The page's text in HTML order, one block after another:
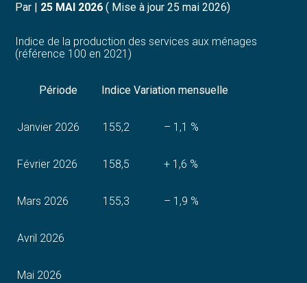
Développer votre entreprise
Construire votre patrimoine
Structurer votre croissance
électronique
Dématérialiser vos documents
Par | 25 MAI 2026 ( Mise à jour 25 mai 2026)
Indice de la production des services aux ménages
(référence 100 en 2021)
Période Indice Variation mensuelle
Janvier 2026 155,2 – 1,1 %
Février 2026 158,5 + 1,6 %
Mars 2026 155,3 – 1,9 %
Avril 2026
Mai 2026